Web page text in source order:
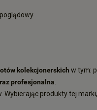
kolekcjonerskich w tym:
profesjonalna
produkty tej